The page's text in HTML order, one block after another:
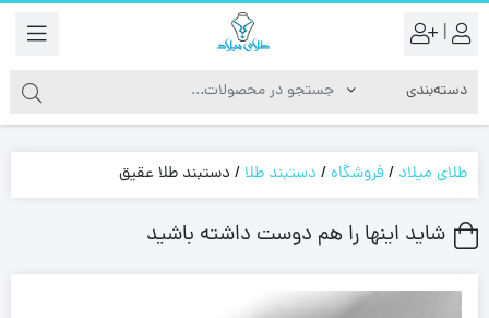
|
طلای میلاد /فروشگاه/ دستبند طلا/ دستبند طلا عقیق
شاید اینها را هم دوست داشته باشید